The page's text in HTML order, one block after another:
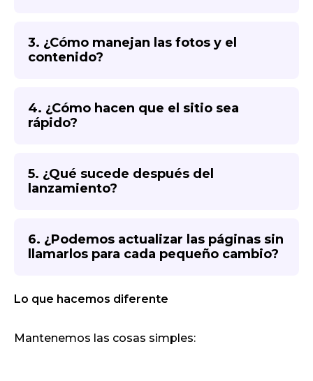
3. ¿Cómo manejan las fotos y el
contenido?
4. ¿Cómo hacen que el sitio sea
rápido?
5. ¿Qué sucede después del
lanzamiento?
6. ¿Podemos actualizar las páginas sin
llamarlos para cada pequeño cambio?
Lo que hacemos diferente
Mantenemos las cosas simples: